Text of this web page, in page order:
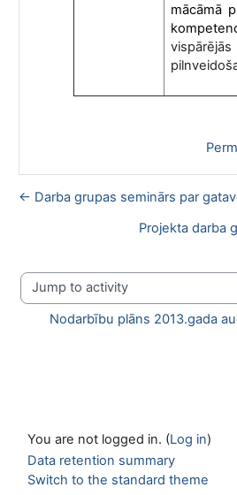
mācāmā
← Darba grupas seminārs par
Projekta darba
Jump to activity
Nodarbību plāns 2013.gada
You are not logged in. (Log in)
Data retention summary
Switch to the standard theme